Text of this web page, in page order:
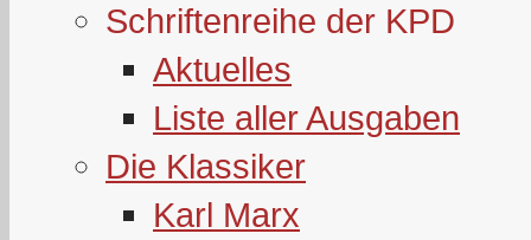
Schriftenreihe der KPD
Aktuelles
Liste aller Ausgaben
Die Klassiker
Karl Marx